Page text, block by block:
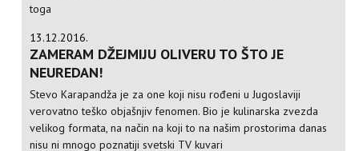
toga
13.12.2016.
ZAMERAM DŽEJMIJU OLIVERU TO ŠTO JE
NEUREDAN!
Stevo Karapandža je za one koji nisu rođeni u Jugoslaviji
verovatno teško objašnjiv fenomen. Bio je kulinarska zvezda
velikog formata, na način na koji to na našim prostorima danas
nisu ni mnogo poznatiji svetski TV kuvari